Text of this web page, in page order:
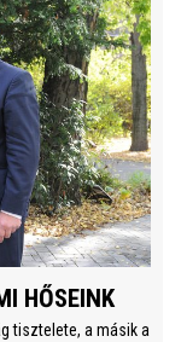
HŐSEINK
tisztelete, a másik a